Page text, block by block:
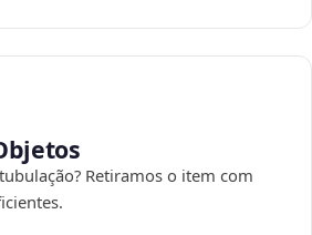
Retiramos o item com